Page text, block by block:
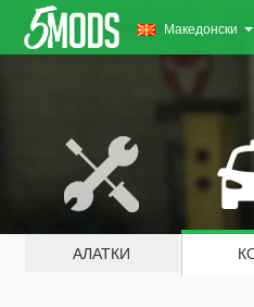
Македонски
АЛАТКИ